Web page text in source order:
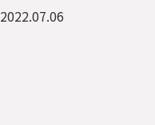
2022.07.06